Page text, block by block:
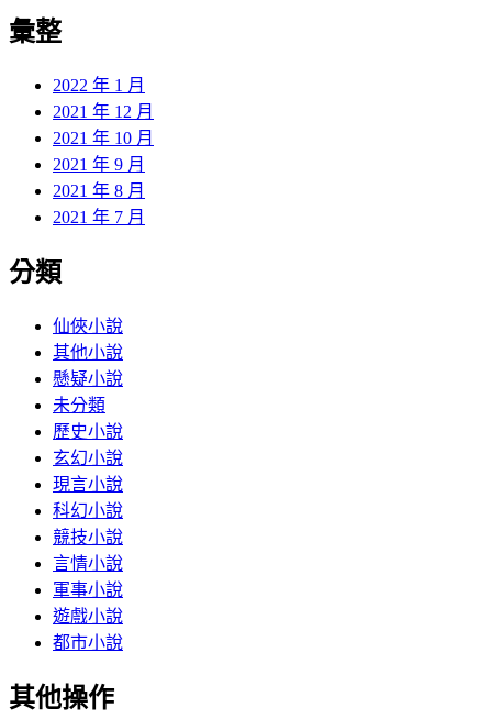
彙整
2022 年 1 月
2021 年 12 月
2021 年 10 月
2021 年 9 月
2021 年 8 月
2021 年 7 月
分類
仙俠小說
其他小說
懸疑小說
未分類
歷史小說
玄幻小說
現言小說
科幻小說
競技小說
言情小說
軍事小說
遊戲小說
都市小說
其他操作